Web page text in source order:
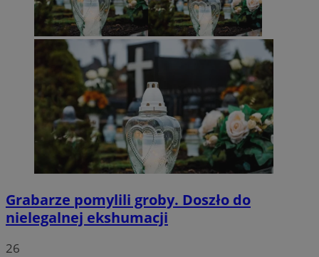
Grabarze pomylili groby. Doszło do
nielegalnej ekshumacji
26